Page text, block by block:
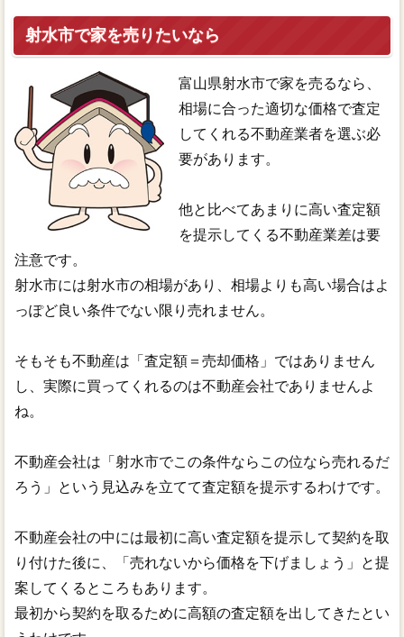
射水市で家を売りたいなら
富山県射水市で家を売るなら、
相場に合った適切な価格で査定
してくれる不動産業者を選ぶ必
要があります。
他と比べてあまりに高い査定額
を提示してくる不動産業差は要
注意です。
射水市には射水市の相場があり、相場よりも高い場合はよ
っぽど良い条件でない限り売れません。
そもそも不動産は「査定額＝売却価格」ではありません
し、実際に買ってくれるのは不動産会社でありませんよ
ね。
不動産会社は「射水市でこの条件ならこの位なら売れるだ
ろう」という見込みを立てて査定額を提示するわけです。
不動産会社の中には最初に高い査定額を提示して契約を取
り付けた後に、「売れないから価格を下げましょう」と提
案してくるところもあります。
最初から契約を取るために高額の査定額を出してきたとい